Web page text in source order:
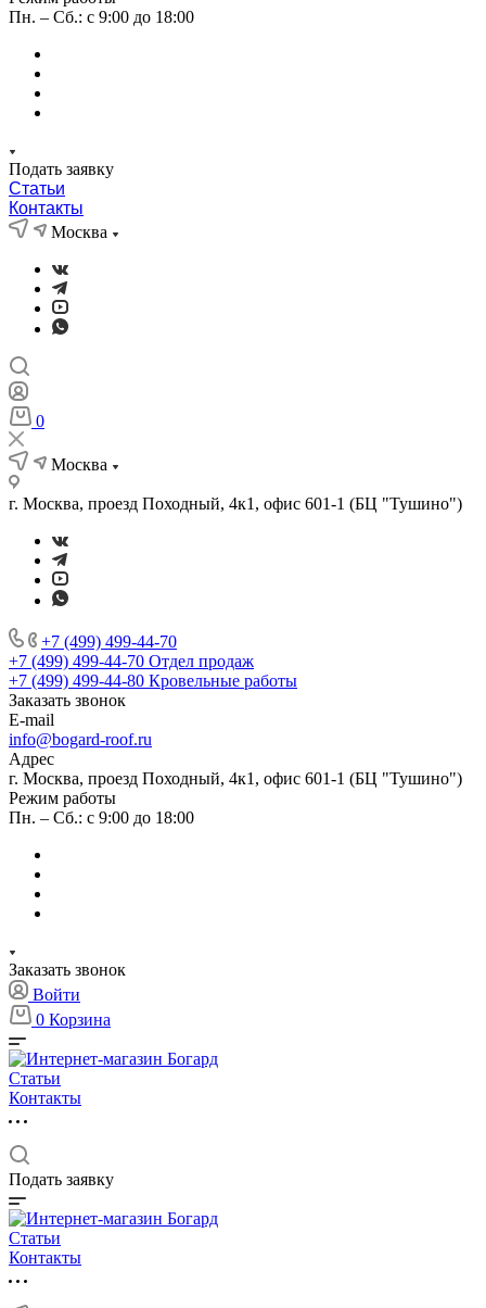
Пн. – Сб.: с 9:00 до 18:00
Подать заявку
Статьи
Контакты
Москва
0
Москва
г. Москва, проезд Походный, 4к1, офис 601-1 (БЦ "Тушино")
+7 (499) 499-44-70
+7 (499) 499-44-70 Отдел продаж
+7 (499) 499-44-80 Кровельные работы
Заказать звонок
E-mail
info@bogard-roof.ru
Адрес
г. Москва, проезд Походный, 4к1, офис 601-1 (БЦ "Тушино")
Режим работы
Пн. – Сб.: с 9:00 до 18:00
Заказать звонок
Войти
0 Корзина
Статьи
Контакты
Подать заявку
Статьи
Контакты